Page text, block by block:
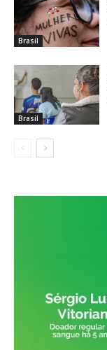
Brasil
Brasil